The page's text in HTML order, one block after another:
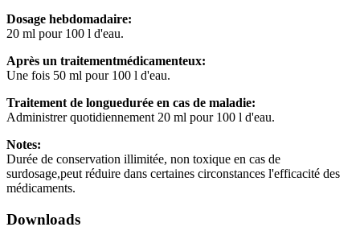
Dosage hebdomadaire:
20 ml pour 100 l d'eau.
Après un traitementmédicamenteux:
Une fois 50 ml pour 100 l d'eau.
Traitement de longuedurée en cas de maladie:
Administrer quotidiennement 20 ml pour 100 l d'eau.
Notes:
Durée de conservation illimitée, non toxique en cas de
surdosage,peut réduire dans certaines circonstances l'efficacité des
médicaments.
Downloads